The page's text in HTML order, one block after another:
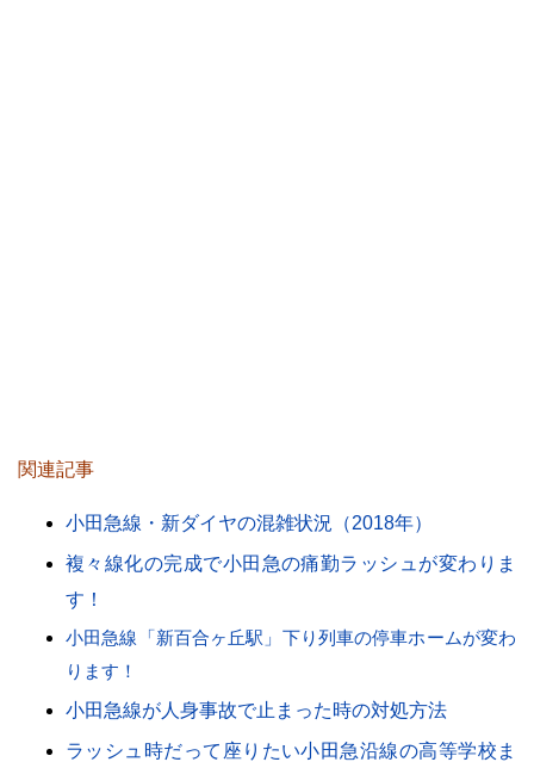
関連記事
小田急線・新ダイヤの混雑状況（2018年）
複々線化の完成で小田急の痛勤ラッシュが変わりま
す！
小田急線「新百合ヶ丘駅」下り列車の停車ホームが変わ
ります！
小田急線が人身事故で止まった時の対処方法
ラッシュ時だって座りたい小田急沿線の高等学校ま